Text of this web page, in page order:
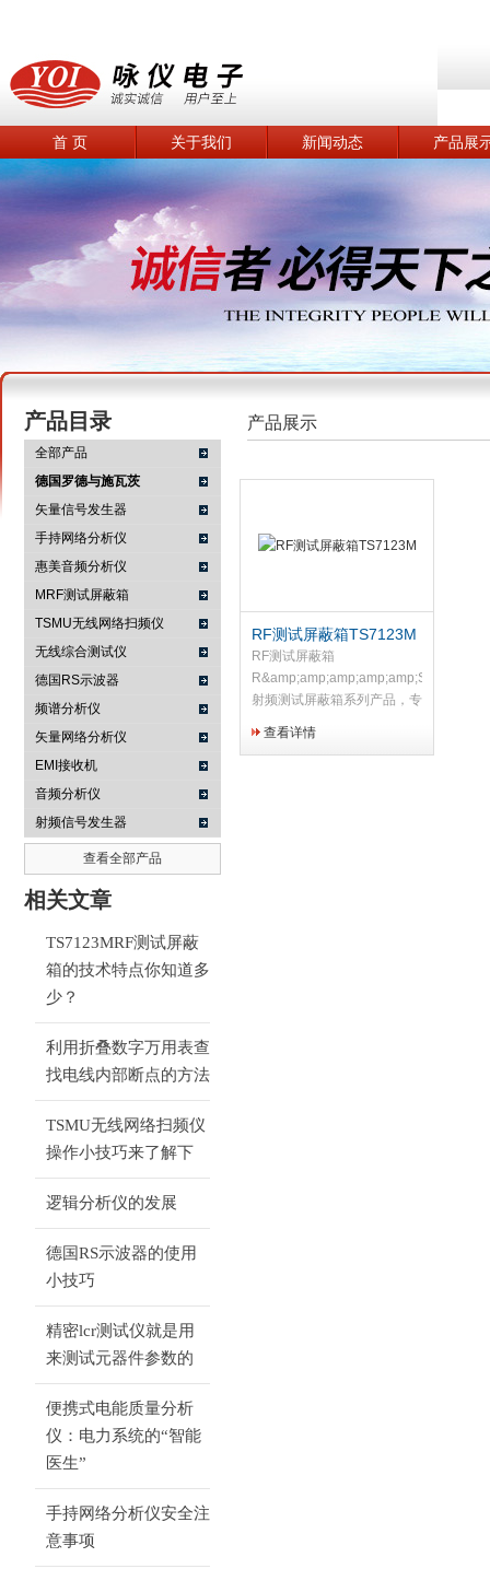
首 页 关于我们 新闻动态 产品展
产品目录
全部产品
德国罗德与施瓦茨
矢量信号发生器
手持网络分析仪
惠美音频分析仪
MRF测试屏蔽箱
TSMU无线网络扫频仪
无线综合测试仪
德国RS示波器
频谱分析仪
矢量网络分析仪
EMI接收机
音频分析仪
射频信号发生器
查看全部产品
相关文章
TS7123MRF测试屏蔽
箱的技术特点你知道多
少？
利用折叠数字万用表查
找电线内部断点的方法
TSMU无线网络扫频仪
操作小技巧来了解下
逻辑分析仪的发展
德国RS示波器的使用
小技巧
精密lcr测试仪就是用
来测试元器件参数的
便携式电能质量分析
仪：电力系统的“智能
医生”
手持网络分析仪安全注
意事项
产品展示
RF测试屏蔽箱TS7123M
RF测试屏蔽箱
射频测试屏蔽箱系列产品，专
发需求而设计。该系列产品具
查看详情